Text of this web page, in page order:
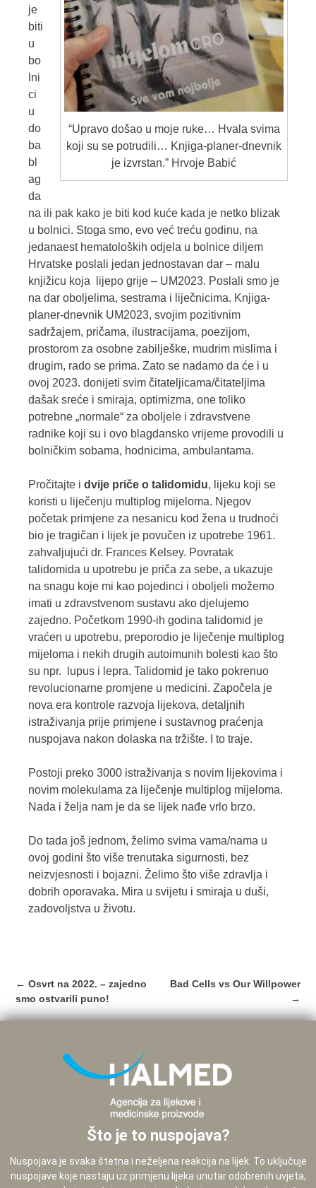
“Upravo došao u moje ruke… Hvala svima
koji su se potrudili… Knjiga-planer-dnevnik
je izvrstan.” Hrvoje Babić
je
biti
u
bo
lni
ci
u
do
ba
bl
ag
da
na ili pak kako je biti kod kuće kada je netko blizak
u bolnici. Stoga smo, evo već treću godinu, na
jedanaest hematoloških odjela u bolnice diljem
Hrvatske poslali jedan jednostavan dar – malu
knjižicu koja lijepo grije – UM2023. Poslali smo je
na dar oboljelima, sestrama i liječnicima. Knjiga-
planer-dnevnik UM2023, svojim pozitivnim
sadržajem, pričama, ilustracijama, poezijom,
prostorom za osobne zabilješke, mudrim mislima i
drugim, rado se prima. Zato se nadamo da će i u
ovoj 2023. donijeti svim čitateljicama/čitateljima
dašak sreće i smiraja, optimizma, one toliko
potrebne „normale“ za oboljele i zdravstvene
radnike koji su i ovo blagdansko vrijeme provodili u
bolničkim sobama, hodnicima, ambulantama.
Pročitajte i dvije priče o talidomidu, lijeku koji se
koristi u liječenju multiplog mijeloma. Njegov
početak primjene za nesanicu kod žena u trudnoći
bio je tragičan i lijek je povučen iz upotrebe 1961.
zahvaljujući dr. Frances Kelsey. Povratak
talidomida u upotrebu je priča za sebe, a ukazuje
na snagu koje mi kao pojedinci i oboljeli možemo
imati u zdravstvenom sustavu ako djelujemo
zajedno. Početkom 1990-ih godina talidomid je
vraćen u upotrebu, preporodio je liječenje multiplog
mijeloma i nekih drugih autoimunih bolesti kao što
su npr. lupus i lepra. Talidomid je tako pokrenuo
revolucionarne promjene u medicini. Započela je
nova era kontrole razvoja lijekova, detaljnih
istraživanja prije primjene i sustavnog praćenja
nuspojava nakon dolaska na tržište. I to traje.
Postoji preko 3000 istraživanja s novim lijekovima i
novim molekulama za liječenje multiplog mijeloma.
Nada i želja nam je da se lijek nađe vrlo brzo.
Do tada još jednom, želimo svima vama/nama u
ovoj godini što više trenutaka sigurnosti, bez
neizvjesnosti i bojazni. Želimo što više zdravlja i
dobrih oporavaka. Mira u svijetu i smiraja u duši,
zadovoljstva u životu.
Post
navigation
← Osvrt na 2022. – zajedno
smo ostvarili puno!
Bad Cells vs Our Willpower
→
Što je to nuspojava?
Nuspojava je svaka štetna i neželjena reakcija na lijek. To uključuje
nuspojave koje nastaju uz primjenu lijeka unutar odobrenih uvjeta,